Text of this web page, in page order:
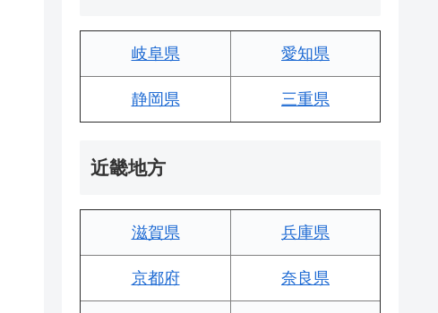
岐阜県 愛知県
静岡県 三重県
近畿地方
滋賀県 兵庫県
京都府 奈良県